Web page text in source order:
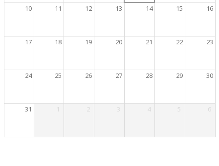
10 11 12 13 14 15 16
17 18 19 20 21 22 23
24 25 26 27 28 29 30
31 1 2 3 4 5 6